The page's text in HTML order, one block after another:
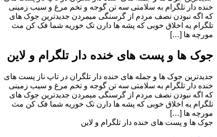
خنده دار تلگرام به سلامتى سه تن گوجه و تخم مرغ و سيب زمينى
كه اگه نبودن نصف مردم از گرسنگى ميمردن جدیدترین جوک های
تلگرام ﯾﻪ ﺍﺧﻼﻕ ﺧﻮﺑﯽ ﮐﻪ ﭘﺸﻪ ﻫﺎ ﺩﺍﺭﻥ ﺗﮏ ﺧﻮﺭﯾﻪ ﺷﻤﺎ ﻓﮏ ﮐﻦ ﻣﺚ
ﻣﻮﺭﭼﻪ ﻫﺎ […]
جوک ها و پست های خنده دار تلگرام و لاین
جدیدترین جوک ها و جمله های خنده دار تلگران در تاپ ناز پست های
خنده دار تلگرام به سلامتى سه تن گوجه و تخم مرغ و سيب زمينى
كه اگه نبودن نصف مردم از گرسنگى ميمردن جدیدترین جوک های
تلگرام ﯾﻪ ﺍﺧﻼﻕ ﺧﻮﺑﯽ ﮐﻪ ﭘﺸﻪ ﻫﺎ ﺩﺍﺭﻥ ﺗﮏ ﺧﻮﺭﯾﻪ ﺷﻤﺎ ﻓﮏ ﮐﻦ ﻣﺚ
ﻣﻮﺭﭼﻪ ﻫﺎ […]
جوک ها و پست های خنده دار تلگرام و لاین